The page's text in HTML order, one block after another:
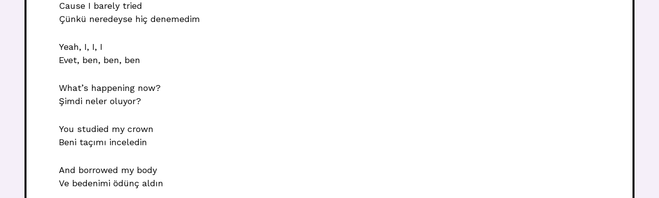
Cause I barely tried
Çünkü neredeyse hiç denemedim
Yeah, I, I, I
Evet, ben, ben, ben
What’s happening now?
Şimdi neler oluyor?
You studied my crown
Beni taçımı inceledin
And borrowed my body
Ve bedenimi ödünç aldın